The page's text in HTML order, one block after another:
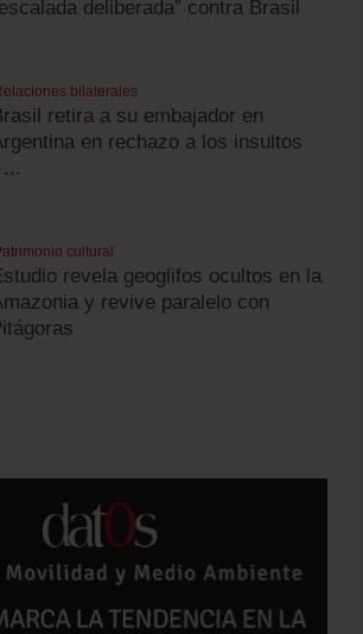
deliberada” contra Brasil
bilaterales
retira a su embajador en
en rechazo a los insultos
cultural
revela geoglifos ocultos en la
y revive paralelo con